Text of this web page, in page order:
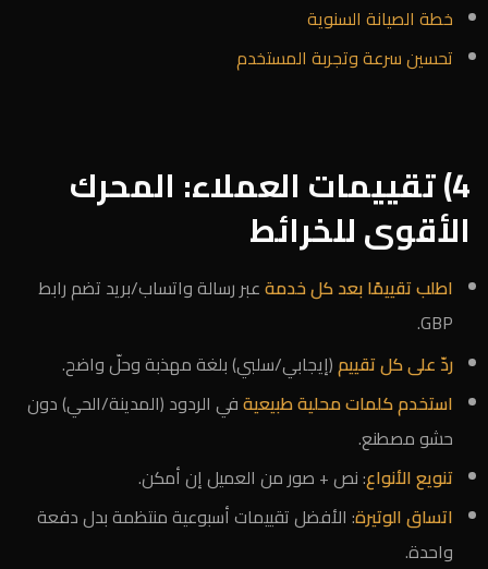
خطة الصيانة السنوية
تحسين سرعة وتجربة المستخدم
4) تقييمات العملاء: المحرك
الأقوى للخرائط
اطلب تقييمًا بعد كل خدمةعبر رسالة واتساب/بريد تضم رابط
GBP.
ردّ على كل تقييم(إيجابي/سلبي) بلغة مهذبة وحلّ واضح.
استخدم كلمات محلية طبيعيةفي الردود (المدينة/الحي) دون
حشو مصطنع.
تنويع الأنواع: نص + صور من العميل إن أمكن.
اتساق الوتيرة: الأفضل تقييمات أسبوعية منتظمة بدل دفعة
واحدة.